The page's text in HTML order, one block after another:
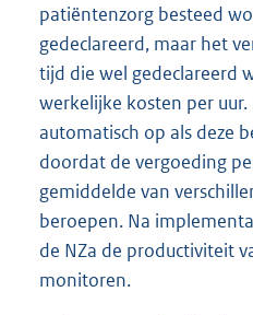
patiëntenzorg besteed
gedeclareerd, maar het
tijd die wel gedeclareerd
werkelijke kosten per
automatisch op als deze
doordat de vergoeding
gemiddelde van
beroepen. Na
de NZa de productiviteit
monitoren.